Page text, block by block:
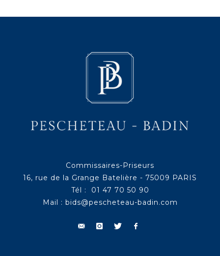
Commissaires-Priseurs
16, rue de la Grange Batelière - 75009 PARIS
Tél : 01 47 70 50 90
Mail : bids@pescheteau-badin.com